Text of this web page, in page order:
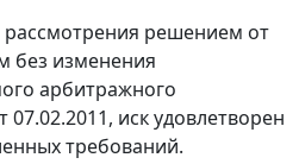
рассмотрения решением от
без изменения
арбитражного
07.02.2011, иск удовлетворен
требований.